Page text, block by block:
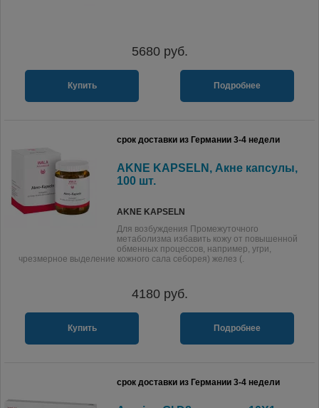
5680руб.
Купить Подробнее
срок доставки из Германии 3-4 недели
AKNE KAPSELN, Акне капсулы,
100 шт.
AKNE KAPSELN
Для возбуждения Промежуточного
метаболизма избавить кожу от повышенной
обменных процессов, например, угри,
чрезмерное выделение кожного сала себорея) желез (.
4180руб.
Купить Подробнее
срок доставки из Германии 3-4 недели